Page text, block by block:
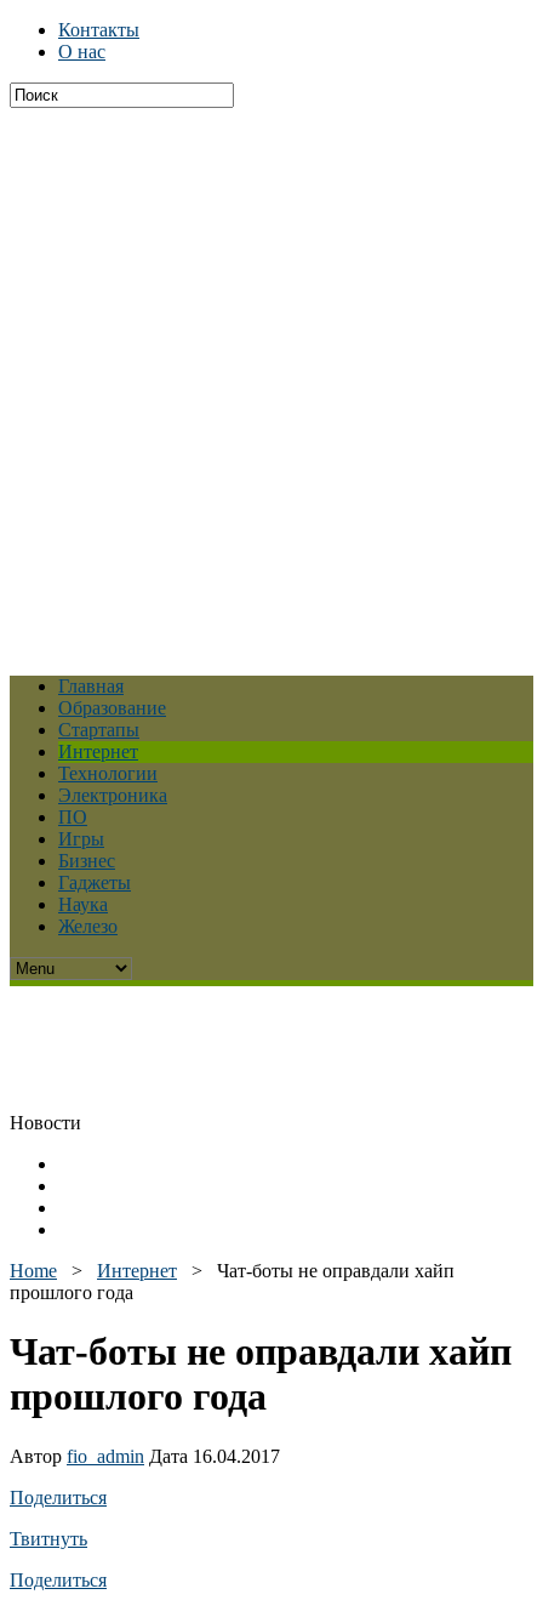
Контакты
О нас
Главная
Образование
Стартапы
Интернет
Технологии
Электроника
ПО
Игры
Бизнес
Гаджеты
Наука
Железо
Новости
Home > Интернет > Чат-боты не оправдали хайп
прошлого года
Чат-боты не оправдали хайп
прошлого года
Автор fio_admin Дата 16.04.2017
Поделиться
Твитнуть
Поделиться